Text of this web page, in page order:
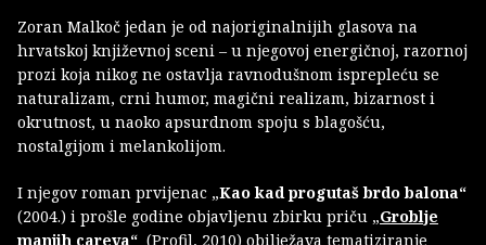
Zoran Malkoč jedan je od najoriginalnijih glasova na
hrvatskoj književnoj sceni – u njegovoj energičnoj, razornoj
prozi koja nikog ne ostavlja ravnodušnom isprepleću se
naturalizam, crni humor, magični realizam, bizarnost i
okrutnost, u naoko apsurdnom spoju s blagošću,
nostalgijom i melankolijom.
I njegov roman prvijenac „Kao kad progutaš brdo balona“
(2004.) i prošle godine objavljenu zbirku priču „Groblje
manjih careva“ (Profil, 2010) obilježava tematiziranje